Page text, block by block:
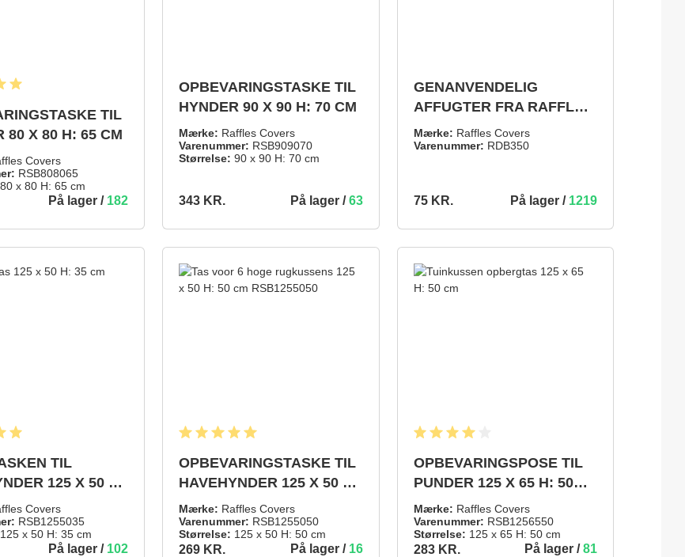
bedømmelse på 5 ud af 5 stjerner
TIL
80 X 80 H: 65 CM
Covers
RSB808065
80 x 80 H: 65 cm
På lager / 182
TILFØJ TIL INDKØBSKURV
OPBEVARINGSTASKE TIL
HYNDER 90 X 90 H: 70 CM
Mærke: Raffles Covers
Varenummer: RSB909070
Størrelse: 90 x 90 H: 70 cm
343 KR. På lager /63
343 KR. TILFØJ TIL INDKØBSKURV
GENANVENDELIG
AFFUGTER FRA RAFFLES
COVERS
Mærke: Raffles Covers
Varenummer: RDB350
75 KR. På lager / 1219
75 KR. TILFØJ TIL INDKØBSKURV
TIL
125 X 50 H:
Covers
RSB1255035
125 x 50 H: 35 cm
På lager / 102
OPBEVARINGSTASKE TIL
HAVEHYNDER 125 X 50 H:
50 CM
Mærke: Raffles Covers
Varenummer: RSB1255050
Størrelse: 125 x 50 H: 50 cm
269 KR. På lager / 16
OPBEVARINGSPOSE TIL
PUNDER 125 X 65 H: 50
CM
Mærke: Raffles Covers
Varenummer: RSB1256550
Størrelse: 125 x 65 H: 50 cm
283 KR. På lager /81